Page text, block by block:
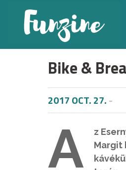
Bike &
2017 OCT. 27.-
A
z
Margit